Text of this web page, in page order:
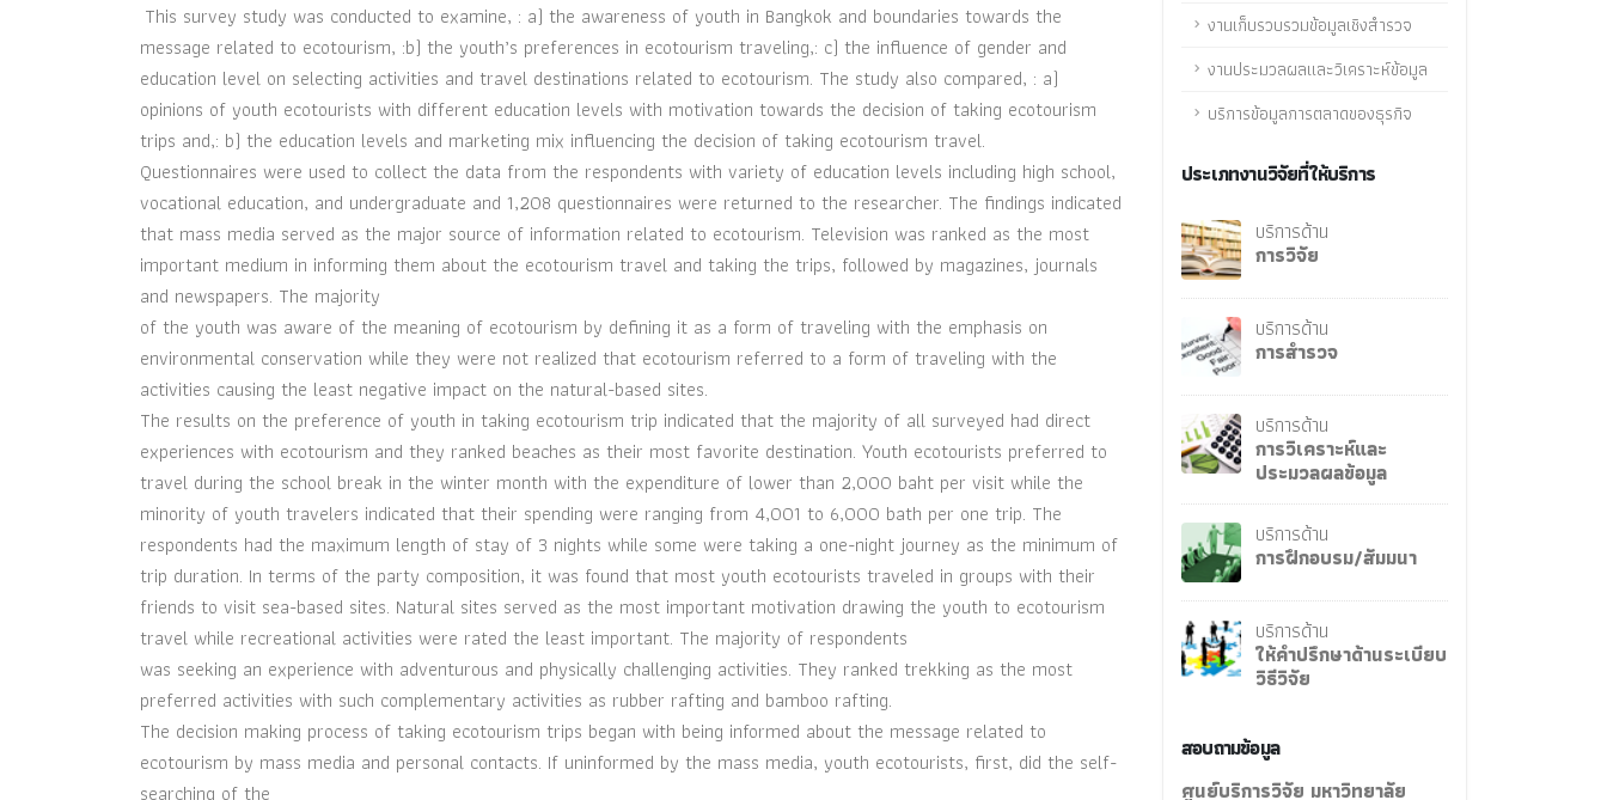
This survey study was conducted to examine, : a) the awareness of youth in Bangkok and boundaries towards the
message related to ecotourism, :b) the youth’s preferences in ecotourism traveling,: c) the influence of gender and
education level on selecting activities and travel destinations related to ecotourism. The study also compared, : a)
opinions of youth ecotourists with different education levels with motivation towards the decision of taking ecotourism
trips and,: b) the education levels and marketing mix influencing the decision of taking ecotourism travel.
Questionnaires were used to collect the data from the respondents with variety of education levels including high school,
vocational education, and undergraduate and 1,208 questionnaires were returned to the researcher. The findings indicated
that mass media served as the major source of information related to ecotourism. Television was ranked as the most
important medium in informing them about the ecotourism travel and taking the trips, followed by magazines, journals
and newspapers. The majority
of the youth was aware of the meaning of ecotourism by defining it as a form of traveling with the emphasis on
environmental conservation while they were not realized that ecotourism referred to a form of traveling with the
activities causing the least negative impact on the natural-based sites.
The results on the preference of youth in taking ecotourism trip indicated that the majority of all surveyed had direct
experiences with ecotourism and they ranked beaches as their most favorite destination. Youth ecotourists preferred to
travel during the school break in the winter month with the expenditure of lower than 2,000 baht per visit while the
minority of youth travelers indicated that their spending were ranging from 4,001 to 6,000 bath per one trip. The
respondents had the maximum length of stay of 3 nights while some were taking a one-night journey as the minimum of
trip duration. In terms of the party composition, it was found that most youth ecotourists traveled in groups with their
friends to visit sea-based sites. Natural sites served as the most important motivation drawing the youth to ecotourism
travel while recreational activities were rated the least important. The majority of respondents
was seeking an experience with adventurous and physically challenging activities. They ranked trekking as the most
preferred activities with such complementary activities as rubber rafting and bamboo rafting.
The decision making process of taking ecotourism trips began with being informed about the message related to
ecotourism by mass media and personal contacts. If uninformed by the mass media, youth ecotourists, first, did the self-
searching of the
งานเก็บรวบรวมข้อมูลเชิงสำรวจ
งานประมวลผลและวิเคราะห์ข้อมูล
บริการข้อมูลการตลาดของธุรกิจ
ประเภทงานวิจัยที่ให้บริการ
บริการด้าน
การวิจัย
บริการด้าน
การสำรวจ
บริการด้าน
การวิเคราะห์และ
ประมวลผลข้อมูล
บริการด้าน
การฝึกอบรม/สัมมนา
บริการด้าน
ให้คำปรึกษาด้านระเบียบ
วิธีวิจัย
สอบถามข้อมูล
ศูนย์บริการวิจัย มหาวิทยาลัย